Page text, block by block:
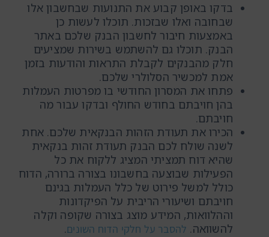
בדקו באופן קבוע את התנועות שבחשבון אלו
שבחובה ואלו שבזכות. תוכלו לעשות כן
באמצעות חיבור לחשבון הבנק שלכם באתר
הבנק. תוכלו גם להשתמש בשירות שמציעים
חלק מהבנקים לקבלת התראות והודעות בזמן
אמת למכשיר הסלולרי שלכם.
פתחו את המסרון החודשי בו מפרטות העמלות
בהן חויבתם בחודש החולף ובדקו עבור מה
חויבתם.
הכירו את תעודת הזהות הבנקאית שלכם. אחת
לשנה שולח לכם הבנק תעודת זהות בנקאית
שהיא דוח תמציתי המציג ללקוח את כל
הפעילות שבוצעה בחשבונו בצורה ברורה, הדוח
כולל למשל פירוט של כלל העמלות בגינם
חויבתם ושיעורי הריבית על הפיקדונות
וההלוואות, המידע מוצג בצורה שקופה וקלה
להשוואה. להסבר על חלקי הדוח השונים.